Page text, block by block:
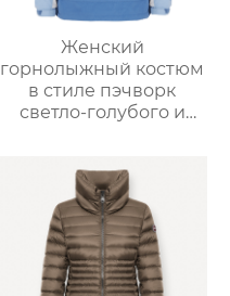
Женский
горнолыжный костюм
в стиле пэчворк
светло-голубого и